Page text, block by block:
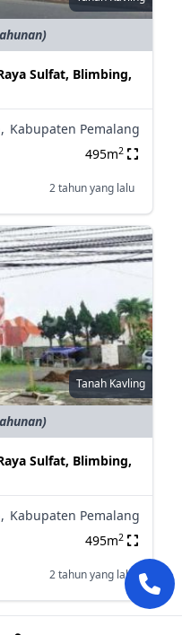
Sulfat, Blimbing,
Kabupaten Pemalang
495m2
2 tahun yang lalu
Tanah Kavling
Sulfat, Blimbing,
Kabupaten Pemalang
495m2
2 tahun yang lalu